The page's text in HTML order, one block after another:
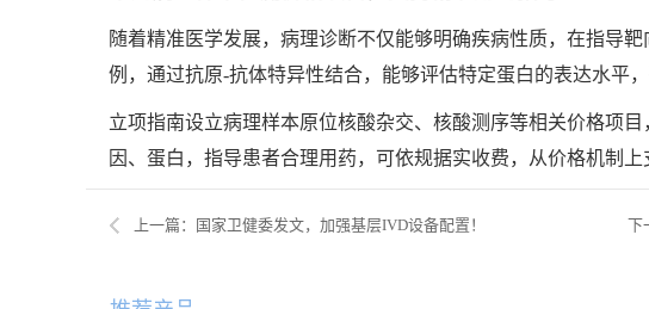
随着精准医学发展，病理诊断不仅能够明确疾病性质，在指导
例，通过抗原-抗体特异性结合，能够评估特定蛋白的表达水平
立项指南设立病理样本原位核酸杂交、核酸测序等相关价格项
因、蛋白，指导患者合理用药，可依规据实收费，从价格机制
上一篇：国家卫健委发文，加强基层IVD设备配置！